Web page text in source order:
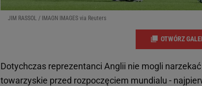
JIM RASSOL / IMAGN IMAGES via Reuters
OTWÓRZ
Dotychczas reprezentanci Anglii nie mogli
towarzyskie przed rozpoczęciem mundialu -